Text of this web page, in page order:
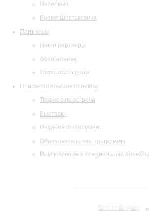
Интервью
Время Шостаковича
Партнеры
Наши партнеры
Фотогалерея
Стать партнером
Просветительские проекты
Творческие встречи
Выставки
Издания филармонии
Образовательные программы
Инклюзивные и специальные проекты
Все события